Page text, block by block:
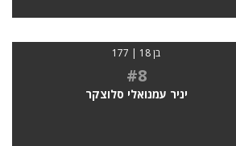
בן 18 | 177
#8
יניר עמנואלי סלוצקר